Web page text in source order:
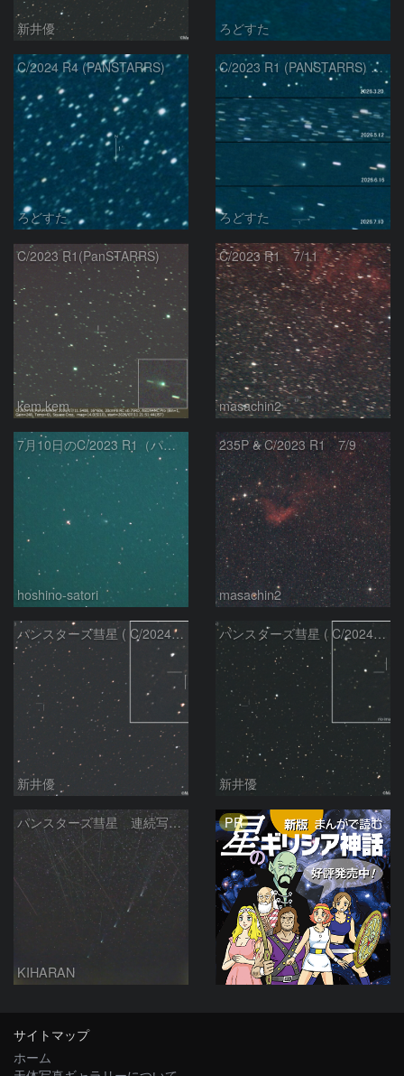
新井優 ろどすた
C/2024 R4 (PANSTARRS)
ろどすた
C/2023 R1 (PANSTARRS) の変化
ろどすた
C/2023 R1(PanSTARRS)
kem.kem
C/2023 R1 7/11
masachin2
7月10日のC/2023 R1（パンスターズ彗星）
hoshino-satori
235P & C/2023 R1 7/9
masachin2
パンスターズ彗星 ( C/2024R4 )：2026/06/28
新井優
パンスターズ彗星 ( C/2024G4 )の予報位置：2026/06/23
新井優
パンスターズ彗星 連続写真 再処理
KIHARAN
PR
サイトマップ
ホーム